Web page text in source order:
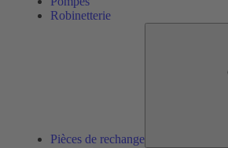
Robinetterie
Pièces de rechange